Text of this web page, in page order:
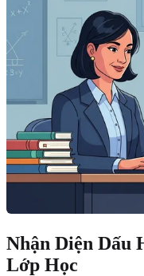
Nhận Diện Dấu
Lớp Học